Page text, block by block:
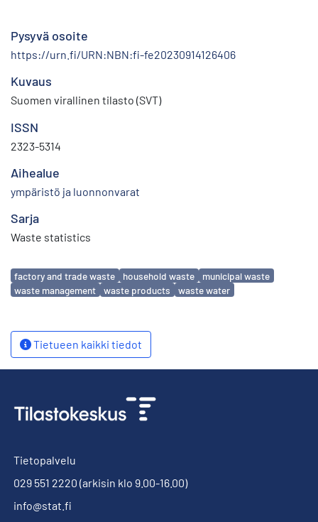
Pysyvä osoite
https://urn.fi/URN:NBN:fi-fe20230914126406
Kuvaus
Suomen virallinen tilasto (SVT)
ISSN
2323-5314
Aihealue
ympäristö ja luonnonvarat
Sarja
Waste statistics
Avainsanat
factory and trade waste household waste
municipal waste
waste management
waste products waste water
Tietueen kaikki tiedot
Tietopalvelu
029 551 2220 (arkisin klo 9.00-16.00)
info@stat.fi